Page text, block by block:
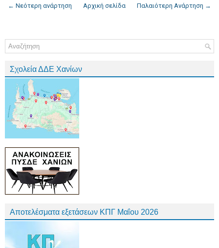
← Νεότερη ανάρτηση Παλαιότερη Ανάρτηση →
Αρχική σελίδα
Σχολεία ΔΔΕ Χανίων
Αποτελέσματα εξετάσεων ΚΠΓ Μαΐου 2026